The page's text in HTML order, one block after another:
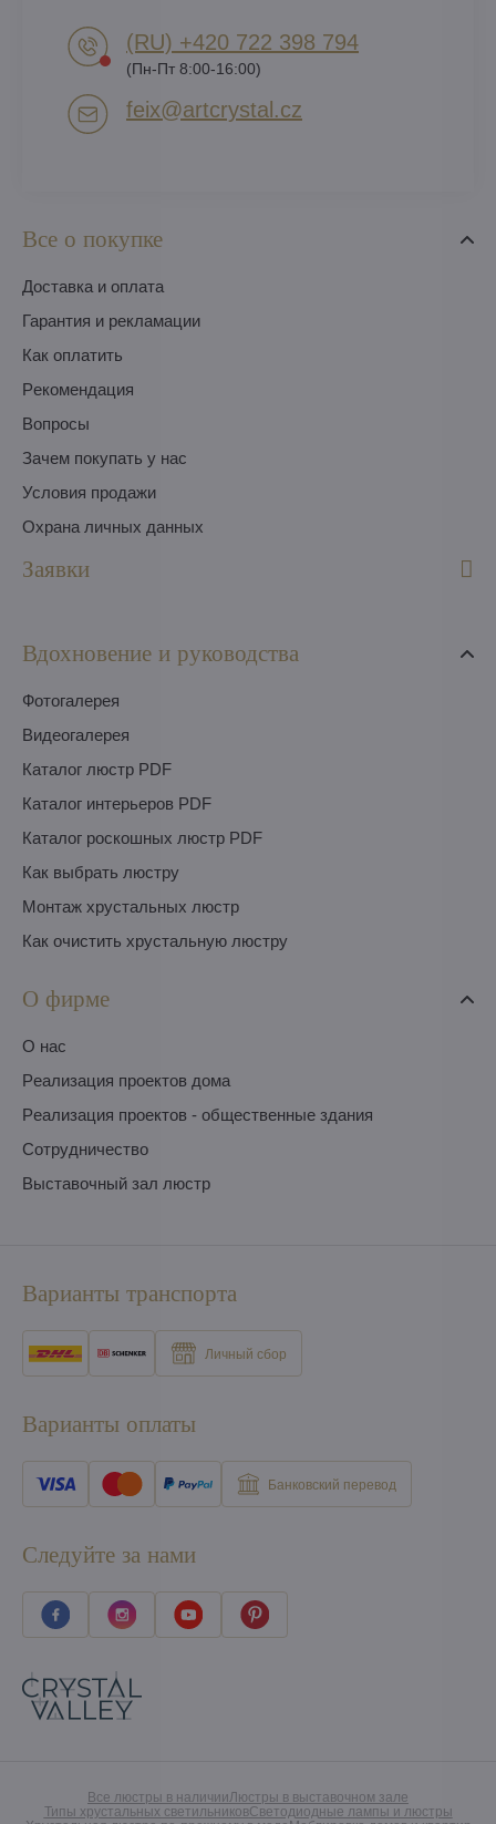
Все о покупке
Доставка и оплата
Гарантия и рекламации
Как оплатить
Pекомендация
Вопросы
Зачем покупать у нас
Условия продажи
Охрана личных данных
Заявки
Вдохновение и руководства
Фотогалерея
Видеогалерея
Каталог люстр PDF
Каталог интерьеров PDF
Каталог роскошных люстр PDF
Как выбрать люстру
Монтаж хрустальных люстр
Как очистить хрустальную люстру
О фирме
O нас
Pеализация проектов дома
Pеализация проектов - общественные здания
Сотрудничество
Выставочный зал люстр
(RU) +420 722 398 794​
(Пн-Пт 8:00-16:00)
feix​@artcrystal​.cz
Варианты транспорта
Личный сбор
Варианты оплаты
Банковский перевод
Следуйте за нами
Все люстры в наличииЛюстры в выставочном зале
Типы хрустальных светильниковСветодиодные лампы и люстры